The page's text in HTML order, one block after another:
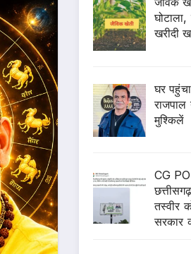
घोटाला,
खरीदी
घर
राजपाल
मुश्किलें
CG
तस्वीर
सरकार